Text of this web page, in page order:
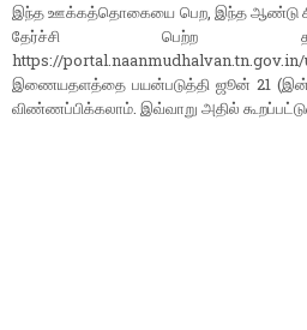
இந்த ஊக்கத்தொகையை பெற, இந்த ஆண்டு
தேர்ச்சி பெற்ற
https://
இணையதளத்தை பயன்படுத்தி ஜூன் 21
விண்ணப்பிக்கலாம். இவ்வாறு அதில்